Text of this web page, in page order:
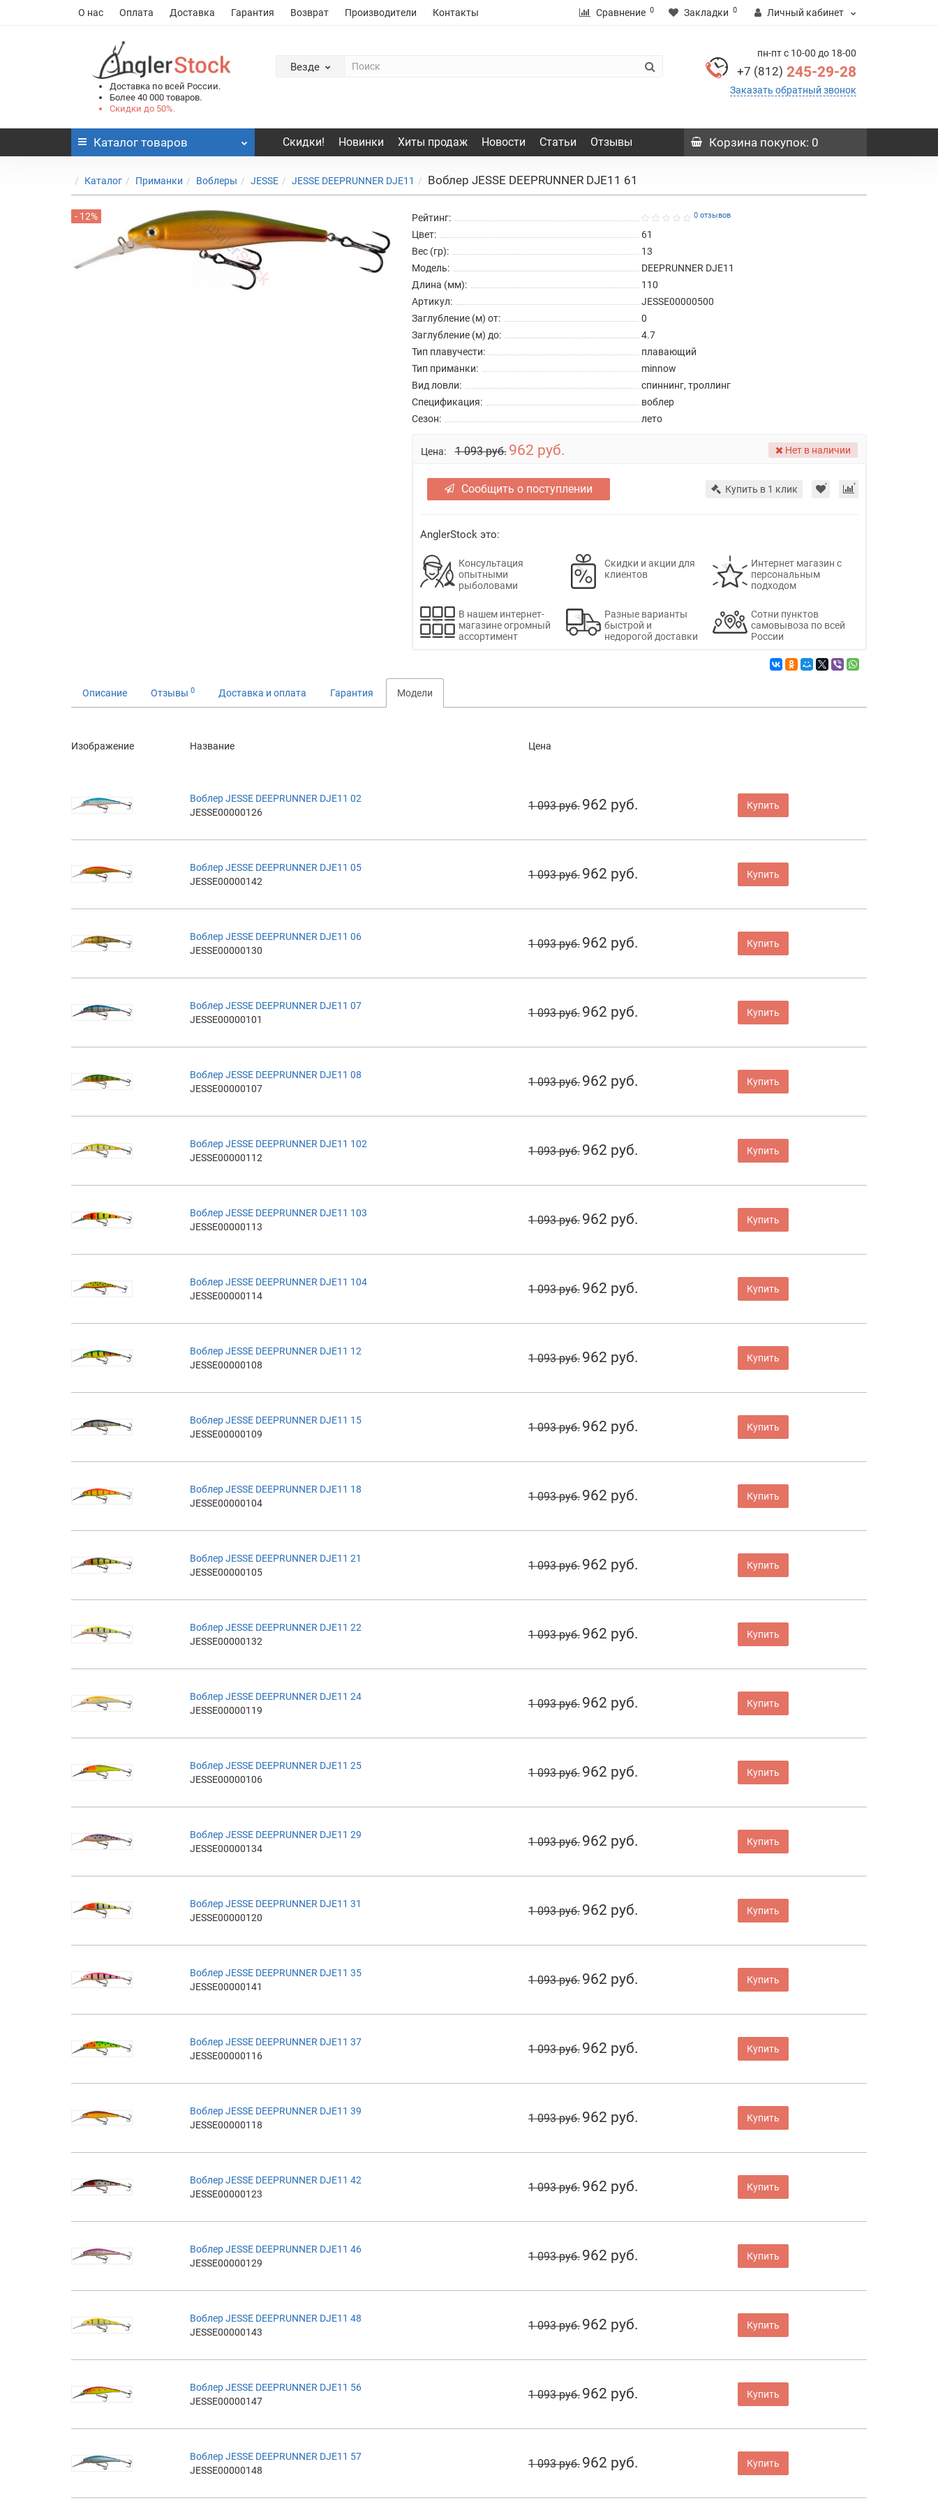
О нас Оплата Доставка Гарантия Возврат Производители Контакты Сравнение 0 Закладки 0 Личный кабинет
Доставка по всей России.
Более 40 000 товаров.
Скидки до 50%.
Везде
пн-пт с 10-00 до 18-00
+7 (812) 245-29-28
Заказать обратный звонок
Каталог товаров Скидки! Новинки Хиты продаж Новости Статьи Отзывы Корзина покупок: 0
Каталог Приманки Воблеры JESSE JESSE DEEPRUNNER DJE11 Воблер JESSE DEEPRUNNER DJE11 61
- 12% Рейтинг: 0 отзывов
Цвет:
61
Вес (гр):
13
Модель:
DEEPRUNNER DJE11
Длина (мм):
110
Артикул:
JESSE00000500
Заглубление (м) от:
0
Заглубление (м) до:
4.7
Тип плавучести:
плавающий
Тип приманки:
minnow
Вид ловли:
спиннинг, троллинг
Спецификация:
воблер
Сезон:
лето
Цена: 1 093 руб. 962 руб. Нет в наличии
Сообщить о поступлении Купить в 1 клик
AnglerStock это:
Консультация
опытными
рыболовами
Скидки и акции для
клиентов
Интернет магазин с
персональным
подходом
В нашем интернет-
магазине огромный
ассортимент
Разные варианты
быстрой и
недорогой доставки
Сотни пунктов
самовывоза по всей
России
Описание Отзывы 0 Доставка и оплата Гарантия Модели
Изображение Название Цена
Воблер JESSE DEEPRUNNER DJE11 02
JESSE00000126
1 093 руб. 962 руб. Купить
Воблер JESSE DEEPRUNNER DJE11 05
JESSE00000142
1 093 руб. 962 руб. Купить
Воблер JESSE DEEPRUNNER DJE11 06
JESSE00000130
1 093 руб. 962 руб. Купить
Воблер JESSE DEEPRUNNER DJE11 07
JESSE00000101
1 093 руб. 962 руб. Купить
Воблер JESSE DEEPRUNNER DJE11 08
JESSE00000107
1 093 руб. 962 руб. Купить
Воблер JESSE DEEPRUNNER DJE11 102
JESSE00000112
1 093 руб. 962 руб. Купить
Воблер JESSE DEEPRUNNER DJE11 103
JESSE00000113
1 093 руб. 962 руб. Купить
Воблер JESSE DEEPRUNNER DJE11 104
JESSE00000114
1 093 руб. 962 руб. Купить
Воблер JESSE DEEPRUNNER DJE11 12
JESSE00000108
1 093 руб. 962 руб. Купить
Воблер JESSE DEEPRUNNER DJE11 15
JESSE00000109
1 093 руб. 962 руб. Купить
Воблер JESSE DEEPRUNNER DJE11 18
JESSE00000104
1 093 руб. 962 руб. Купить
Воблер JESSE DEEPRUNNER DJE11 21
JESSE00000105
1 093 руб. 962 руб. Купить
Воблер JESSE DEEPRUNNER DJE11 22
JESSE00000132
1 093 руб. 962 руб. Купить
Воблер JESSE DEEPRUNNER DJE11 24
JESSE00000119
1 093 руб. 962 руб. Купить
Воблер JESSE DEEPRUNNER DJE11 25
JESSE00000106
1 093 руб. 962 руб. Купить
Воблер JESSE DEEPRUNNER DJE11 29
JESSE00000134
1 093 руб. 962 руб. Купить
Воблер JESSE DEEPRUNNER DJE11 31
JESSE00000120
1 093 руб. 962 руб. Купить
Воблер JESSE DEEPRUNNER DJE11 35
JESSE00000141
1 093 руб. 962 руб. Купить
Воблер JESSE DEEPRUNNER DJE11 37
JESSE00000116
1 093 руб. 962 руб. Купить
Воблер JESSE DEEPRUNNER DJE11 39
JESSE00000118
1 093 руб. 962 руб. Купить
Воблер JESSE DEEPRUNNER DJE11 42
JESSE00000123
1 093 руб. 962 руб. Купить
Воблер JESSE DEEPRUNNER DJE11 46
JESSE00000129
1 093 руб. 962 руб. Купить
Воблер JESSE DEEPRUNNER DJE11 48
JESSE00000143
1 093 руб. 962 руб. Купить
Воблер JESSE DEEPRUNNER DJE11 56
JESSE00000147
1 093 руб. 962 руб. Купить
Воблер JESSE DEEPRUNNER DJE11 57
JESSE00000148
1 093 руб. 962 руб. Купить